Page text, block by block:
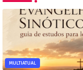
MULTIATUAL